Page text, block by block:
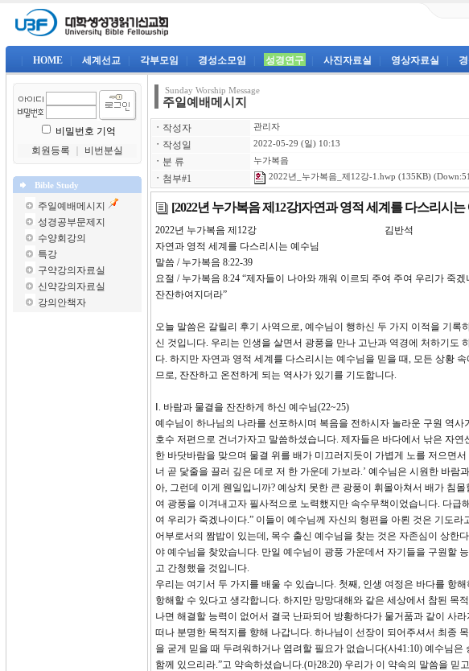
HOME 세계선교 각부모임 경성소모임 성경연구 사진자료실 영상자료실
비밀번호 기억
회원등록
비번분실
Bible Study
주일예배메시지
성경공부문제지
수양회강의
특강
구약강의자료실
신약강의자료실
강의안책자
Sunday Worship Message
주일예배메시지
ㆍ 작성자 관리자
ㆍ 작성일 2022-05-29 (일) 10:13
ㆍ 분 류 누가복음
ㆍ 첨부#1 2022년_누가복음_제12강-1.hwp (135KB)
[2022년 누가복음 제12강]자연과 영적 세계를 다스리시는
2022년 누가복음 제12강 김반석
자연과 영적 세계를 다스리시는 예수님
말씀 / 누가복음 8:22-39
요절 / 누가복음 8:24 “제자들이 나아와 깨워 이르되 주여 주여 우리가 죽
잔잔하여지더라”
오늘 말씀은 갈릴리 후기 사역으로, 예수님이 행하신 두 가지 이적을 기
신 것입니다. 우리는 인생을 살면서 광풍을 만나 고난과 역경에 처하기도
다. 하지만 자연과 영적 세계를 다스리시는 예수님을 믿을 때, 모든 상황
므로, 잔잔하고 온전하게 되는 역사가 있기를 기도합니다.
Ⅰ. 바람과 물결을 잔잔하게 하신 예수님(22~25)
예수님이 하나님의 나라를 선포하시며 복음을 전하시자 놀라운 구원 역
호수 저편으로 건너가자고 말씀하셨습니다. 제자들은 바다에서 낚은 자
한 바닷바람을 맞으며 물결 위를 배가 미끄러지듯이 가볍게 노를 저으면
너 곧 닻줄을 끌러 깊은 데로 저 한 가운데 가보라.’ 예수님은 시원한 바
아, 그런데 이게 웬일입니까? 예상치 못한 큰 광풍이 휘몰아쳐서 배가 침
여 광풍을 이겨내고자 필사적으로 노력했지만 속수무책이었습니다. 다
여 우리가 죽겠나이다.” 이들이 예수님께 자신의 형편을 아뢴 것은 기도
어부로서의 짬밥이 있는데, 목수 출신 예수님을 찾는 것은 자존심이 상한
야 예수님을 찾았습니다. 만일 예수님이 광풍 가운데서 자기들을 구원할
고 간청했을 것입니다.
우리는 여기서 두 가지를 배울 수 있습니다. 첫째, 인생 여정은 바다를 항
항해할 수 있다고 생각합니다. 하지만 망망대해와 같은 세상에서 참된 목
나면 해결할 능력이 없어서 결국 난파되어 방황하다가 물거품과 같이 사
떠나 분명한 목적지를 향해 나갑니다. 하나님이 선장이 되어주셔서 최종
을 굳게 믿을 때 두려워하거나 염려할 필요가 없습니다(사41:10) 예수님
함께 있으리라.”고 약속하셨습니다.(마28:20) 우리가 이 약속의 말씀을